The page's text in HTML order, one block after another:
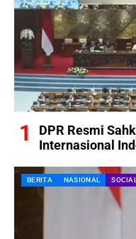
DPR Resmi
Internasional
BERITA NASIONAL SOCIAL